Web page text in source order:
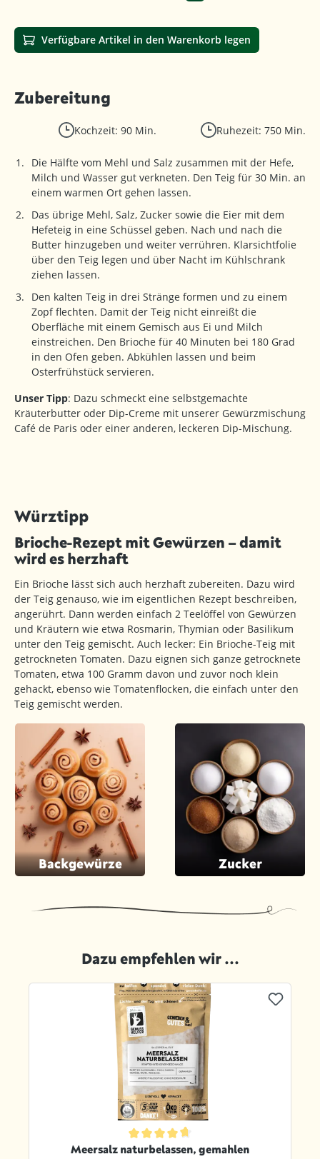
Verfügbare Artikel in den Warenkorb legen
Zubereitung
Kochzeit: 90 Min. Ruhezeit: 750 Min.
Die Hälfte vom Mehl und Salz zusammen mit der Hefe,
Milch und Wasser gut verkneten. Den Teig für 30 Min. an
einem warmen Ort gehen lassen.
Das übrige Mehl, Salz, Zucker sowie die Eier mit dem
Hefeteig in eine Schüssel geben. Nach und nach die
Butter hinzugeben und weiter verrühren. Klarsichtfolie
über den Teig legen und über Nacht im Kühlschrank
ziehen lassen.
Den kalten Teig in drei Stränge formen und zu einem
Zopf flechten. Damit der Teig nicht einreißt die
Oberfläche mit einem Gemisch aus Ei und Milch
einstreichen. Den Brioche für 40 Minuten bei 180 Grad
in den Ofen geben. Abkühlen lassen und beim
Osterfrühstück servieren.
Unser Tipp: Dazu schmeckt eine selbstgemachte
Kräuterbutter oder Dip-Creme mit unserer Gewürzmischung
Café de Paris oder einer anderen, leckeren Dip-Mischung.
Würztipp
Brioche-Rezept mit Gewürzen – damit
wird es herzhaft
Ein Brioche lässt sich auch herzhaft zubereiten. Dazu wird
der Teig genauso, wie im eigentlichen Rezept beschreiben,
angerührt. Dann werden einfach 2 Teelöffel von Gewürzen
und Kräutern wie etwa Rosmarin, Thymian oder Basilikum
unter den Teig gemischt. Auch lecker: Ein Brioche-Teig mit
getrockneten Tomaten. Dazu eignen sich ganze getrocknete
Tomaten, etwa 100 Gramm davon und zuvor noch klein
gehackt, ebenso wie Tomatenflocken, die einfach unter den
Teig gemischt werden.
Backgewürze Zucker
Dazu empfehlen wir ...
Produktgalerie überspringen
Durchschnittliche Bewertung von 4.8 von 5 Sternen
Meersalz naturbelassen, gemahlen